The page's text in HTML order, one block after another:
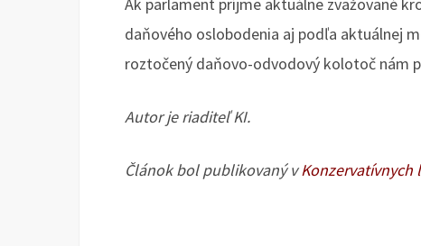
daňového oslobodenia aj podľa aktuálnej
roztočený daňovo-odvodový kolotoč nám
Autor je riaditeľ KI.
Článok bol publikovaný vKonzervatívnych